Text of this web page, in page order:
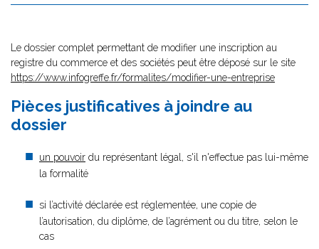
Le dossier complet permettant de modifier une inscription au
registre du commerce et des sociétés peut être déposé sur le site
https://www.infogreffe.fr/formalites/modifier-une-entreprise
Pièces justificatives à joindre au
dossier
un pouvoir du représentant légal, s'il n'effectue pas lui-même
la formalité
si l’activité déclarée est réglementée, une copie de
l’autorisation, du diplôme, de l’agrément ou du titre, selon le
cas